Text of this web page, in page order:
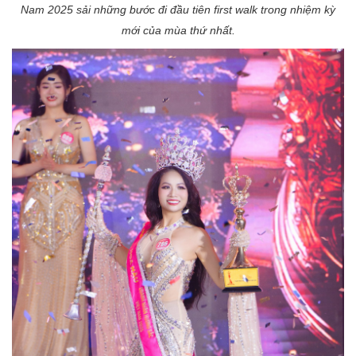
Nam 2025 sải những bước điđầu tiên first walktrong nhiệm kỳ
mớicủa mùa thứ nhất.